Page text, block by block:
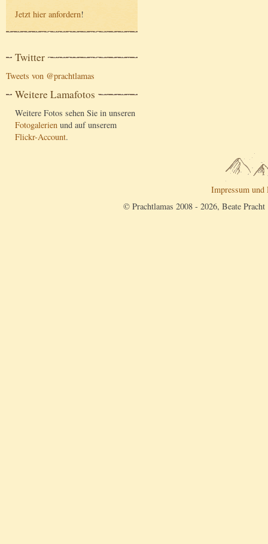
Jetzt hier anfordern!
Twitter
Tweets von @prachtlamas
Weitere Lamafotos
Weitere Fotos sehen Sie in unseren
Fotogalerien und auf unserem
Flickr-Account.
Impressum und
© Prachtlamas 2008 - 2026, Beate Pracht